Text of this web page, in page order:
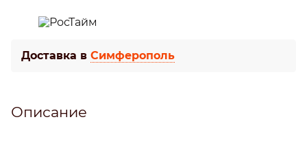
Доставка в Симферополь
Описание